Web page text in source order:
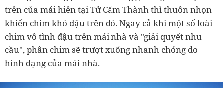
trên của mái hiên tại Tử Cấm Thành thì thuôn nhọn
khiến chim khó đậu trên đó. Ngay cả khi một số loài
chim vô tình đậu trên mái nhà và "giải quyết nhu
cầu", phân chim sẽ trượt xuống nhanh chóng do
hình dạng của mái nhà.